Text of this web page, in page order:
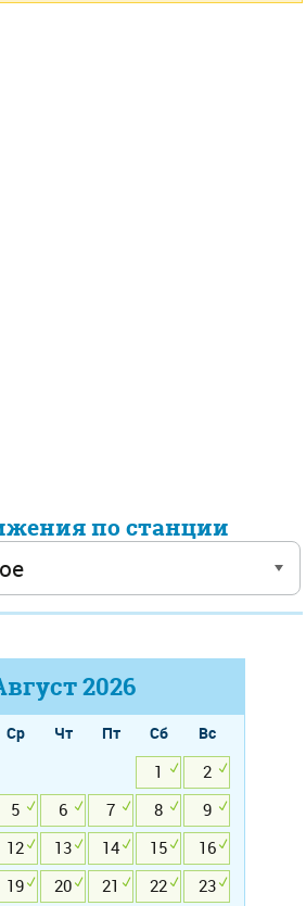
по станции
2026
Ср Чт Пт Сб
Вс
1
2
5 6 7 8
9
12 13 14 15
16
19 20 21 22
23